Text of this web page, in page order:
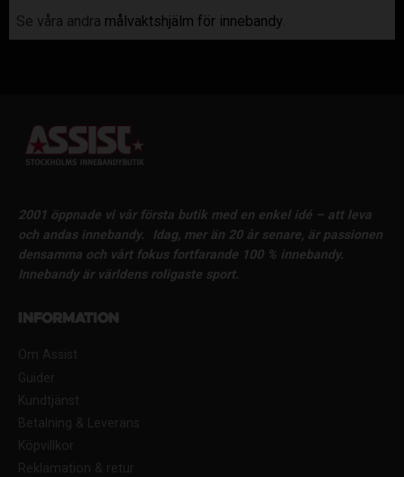
Se våra andra målvaktshjälm för innebandy.
2001 öppnade vi vår första butik med en enkel idé – att leva
och andas innebandy.
Idag, mer än 20 år senare, är passionen
densamma och vårt fokus fortfarande 100 % innebandy.
Innebandy är världens roligaste sport.
Information
Om Assist
Guider
Kundtjänst
Betalning & Leverans
Köpvillkor
Reklamation & retur